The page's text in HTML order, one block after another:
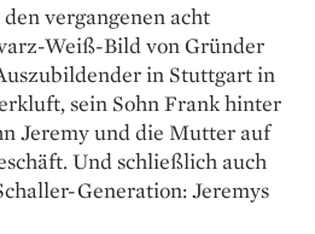
vergangenen acht
Weiß-Bild von Gründer
in Stuttgart in
sein Sohn Frank hinter
Jeremy und die Mutter auf
Und schließlich auch
Generation: Jeremys